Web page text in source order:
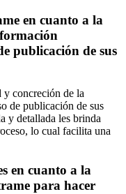
en cuanto a la
publicación de sus
y concreción de la
de publicación de sus
y detallada les brinda
lo cual facilita una
en cuanto a la
para hacer